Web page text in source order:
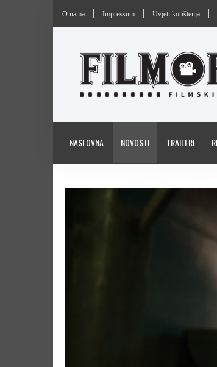
O nama Impressum Uvjeti korištenja
NASLOVNA NOVOSTI TRAILERI